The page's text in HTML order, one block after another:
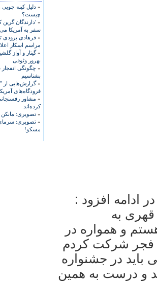
» دلیل کینه
چیست؟
» 'دارندگان
سفر به آمریکا
» فرهادی بزودی
مراسم اسکار
»گیتار و آواز
بهروز وثوقی
» چگونگی انفجار
بشناسیم
»گزارش‌هایی از
فرودگاه‌های
» مشاور
کرده‌اند
» تصویری: مانکن
»
مسکو!
ادامه افزود :
قهری به
و همواره در
فجر شرکت کردم
باید در جشنواره
و درست به همین